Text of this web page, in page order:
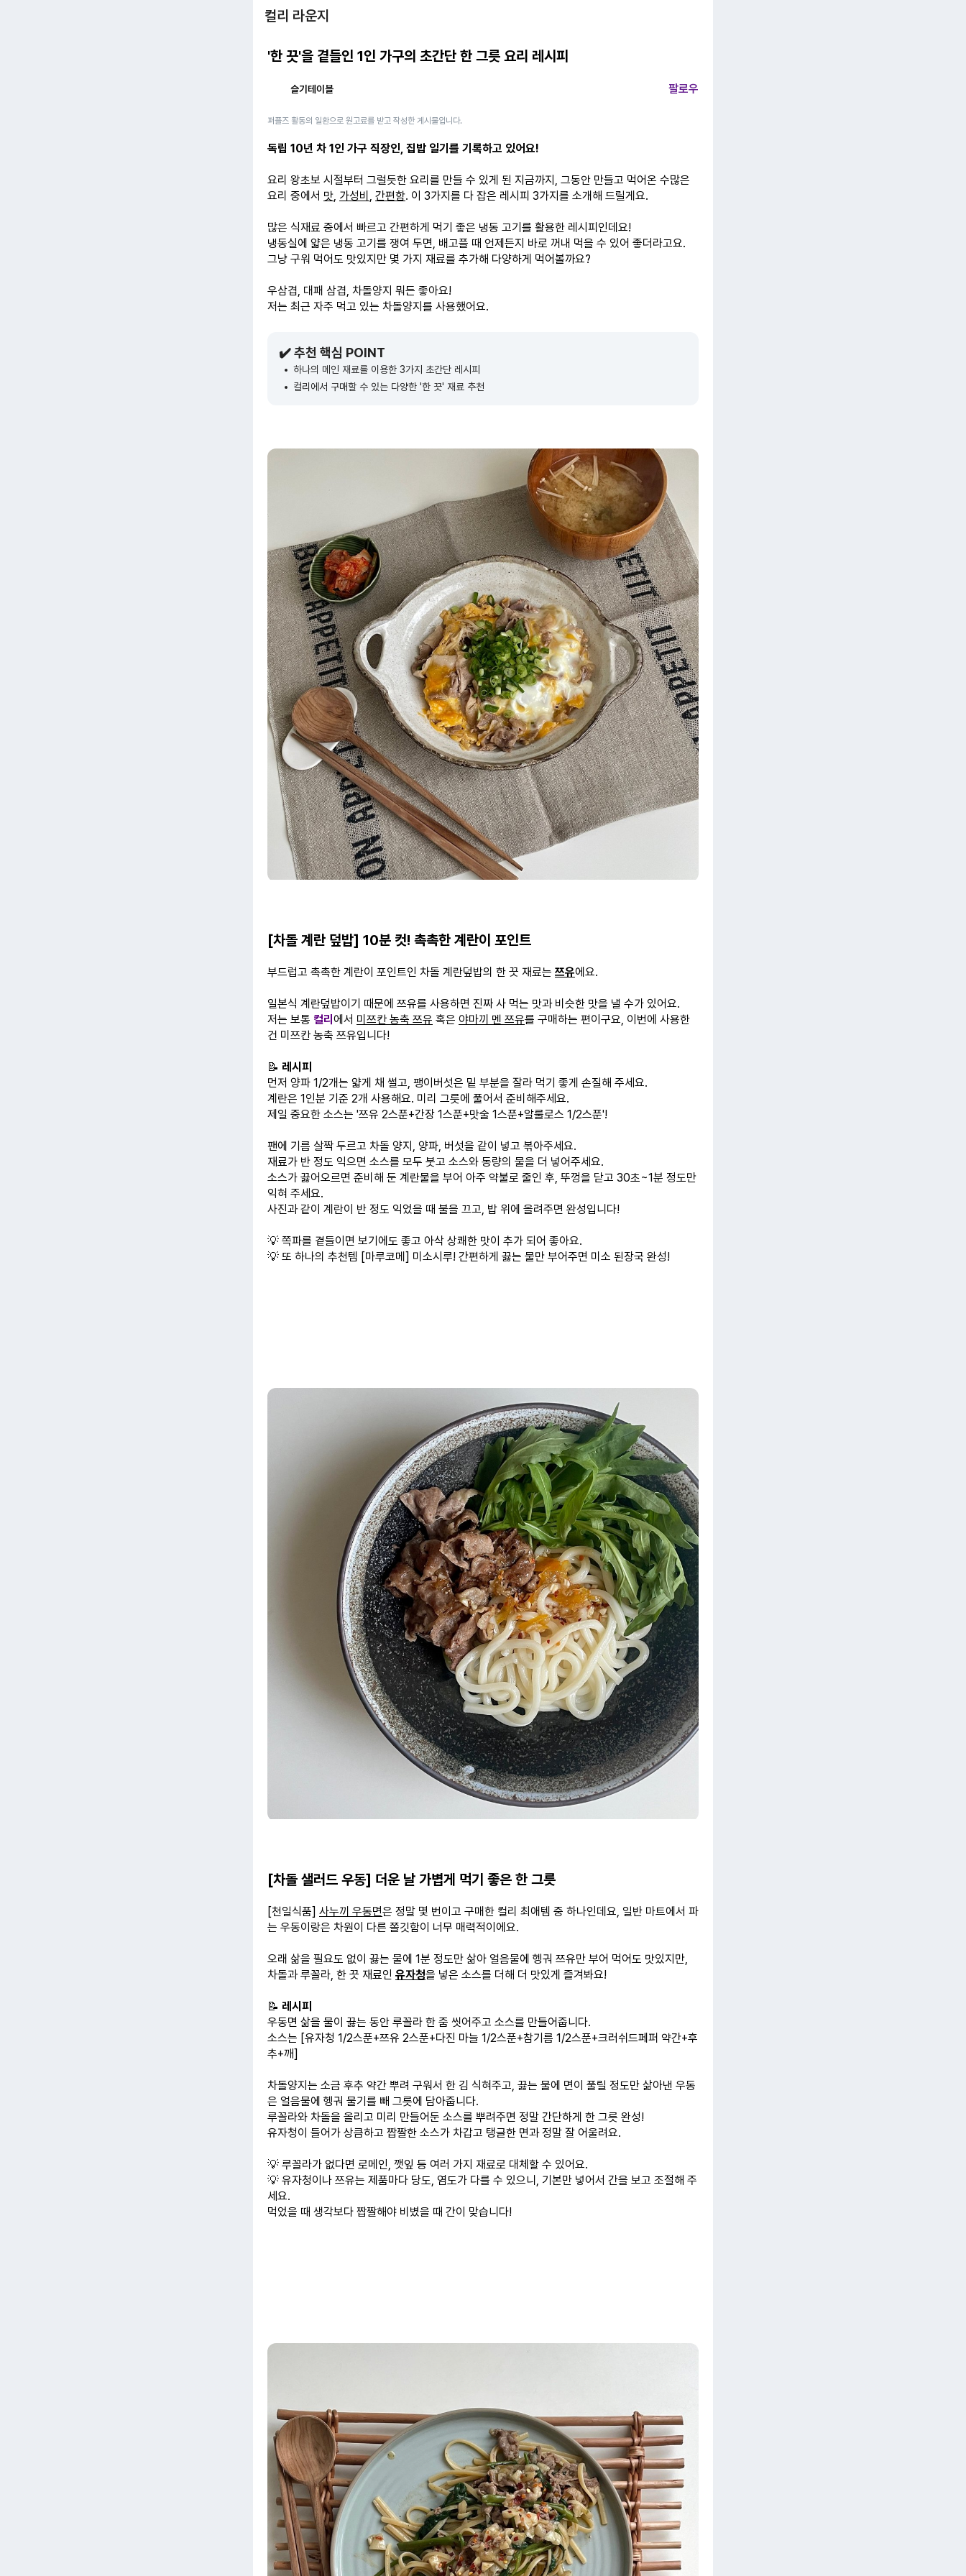
컬리 라운지
'한 끗'을 곁들인 1인 가구의 초간단 한 그릇 요리 레시피
슬기테이블 팔로우
퍼플즈 활동의 일환으로 원고료를 받고 작성한 게시물입니다.
독립 10년 차 1인 가구 직장인, 집밥 일기를 기록하고 있어요!
요리 왕초보 시절부터 그럴듯한 요리를 만들 수 있게 된 지금까지, 그동안 만들고 먹어온 수많은
요리 중에서 맛, 가성비 , 간편함. 이 3가지를 다 잡은 레시피 3가지를 소개해 드릴게요.
많은 식재료 중에서 빠르고 간편하게 먹기 좋은 냉동 고기를 활용한 레시피인데요!
냉동실에 얇은 냉동 고기를 쟁여 두면, 배고플 때 언제든지 바로 꺼내 먹을 수 있어 좋더라고요.
그냥 구워 먹어도 맛있지만 몇 가지 재료를 추가해 다양하게 먹어볼까요?
우삼겹, 대패 삼겹, 차돌양지 뭐든 좋아요!
저는 최근 자주 먹고 있는 차돌양지를 사용했어요.
✔️ 추천 핵심 POINT
하나의 메인 재료를 이용한 3가지 초간단 레시피
컬리에서 구매할 수 있는 다양한 '한 끗' 재료 추천
[차돌 계란 덮밥] 10분 컷! 촉촉한 계란이 포인트
부드럽고 촉촉한 계란이 포인트인 차돌 계란덮밥의 한 끗 재료는 쯔유에요.
일본식 계란덮밥이기 때문에 쯔유를 사용하면 진짜 사 먹는 맛과 비슷한 맛을 낼 수가 있어요.
저는 보통 컬리 에서 미쯔칸 농축 쯔유 혹은 야마끼 멘 쯔유를 구매하는 편이구요, 이번에 사용한
건 미쯔칸 농축 쯔유입니다!
📝 레시피
먼저 양파 1/2개는 얇게 채 썰고, 팽이버섯은 밑 부분을 잘라 먹기 좋게 손질해 주세요.
계란은 1인분 기준 2개 사용해요. 미리 그릇에 풀어서 준비해주세요.
제일 중요한 소스는 '쯔유 2스푼+간장 1스푼+맛술 1스푼+알룰로스 1/2스푼'!
팬에 기름 살짝 두르고 차돌 양지, 양파, 버섯을 같이 넣고 볶아주세요.
재료가 반 정도 익으면 소스를 모두 붓고 소스와 동량의 물을 더 넣어주세요.
소스가 끓어오르면 준비해 둔 계란물을 부어 아주 약불로 줄인 후, 뚜껑을 닫고 30초~1분 정도만
익혀 주세요.
사진과 같이 계란이 반 정도 익었을 때 불을 끄고, 밥 위에 올려주면 완성입니다!
💡 쪽파를 곁들이면 보기에도 좋고 아삭 상쾌한 맛이 추가 되어 좋아요.
💡 또 하나의 추천템 [마루코메] 미소시루! 간편하게 끓는 물만 부어주면 미소 된장국 완성!
[차돌 샐러드 우동] 더운 날 가볍게 먹기 좋은 한 그릇
[천일식품] 사누끼 우동면은 정말 몇 번이고 구매한 컬리 최애템 중 하나인데요, 일반 마트에서 파
는 우동이랑은 차원이 다른 쫄깃함이 너무 매력적이에요.
오래 삶을 필요도 없이 끓는 물에 1분 정도만 삶아 얼음물에 헹궈 쯔유만 부어 먹어도 맛있지만,
차돌과 루꼴라, 한 끗 재료인 유자청을 넣은 소스를 더해 더 맛있게 즐겨봐요!
📝 레시피
우동면 삶을 물이 끓는 동안 루꼴라 한 줌 씻어주고 소스를 만들어줍니다.
소스는 [유자청 1/2스푼+쯔유 2스푼+다진 마늘 1/2스푼+참기름 1/2스푼+크러쉬드페퍼 약간+후
추+깨]
차돌양지는 소금 후추 약간 뿌려 구워서 한 김 식혀주고, 끓는 물에 면이 풀릴 정도만 삶아낸 우동
은 얼음물에 헹궈 물기를 빼 그릇에 담아줍니다.
루꼴라와 차돌을 올리고 미리 만들어둔 소스를 뿌려주면 정말 간단하게 한 그릇 완성!
유자청이 들어가 상큼하고 짭짤한 소스가 차갑고 탱글한 면과 정말 잘 어울려요.
💡 루꼴라가 없다면 로메인, 깻잎 등 여러 가지 재료로 대체할 수 있어요.
💡 유자청이나 쯔유는 제품마다 당도, 염도가 다를 수 있으니, 기본만 넣어서 간을 보고 조절해 주
세요.
먹었을 때 생각보다 짭짤해야 비볐을 때 간이 맞습니다!